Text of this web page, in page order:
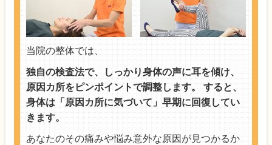
当院の整体では、
独自の検査法で、しっかり身体の声に耳を傾け、
原因カ所をピンポイントで調整します。 すると、
身体は「原因カ所に気づいて」早期に回復してい
きます。
あなたのその痛みや悩み意外な原因が見つかるか